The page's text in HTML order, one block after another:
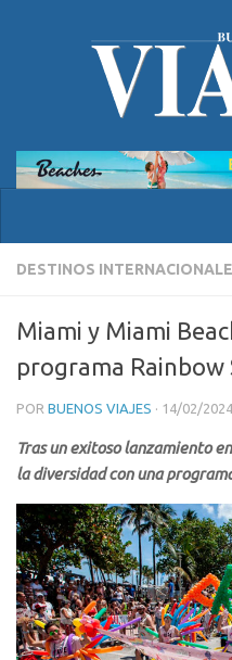
DESTINOS
Miami y Miami
programa Rainbow
POR BUENOS VIAJES · 14/02/2024
Tras un exitoso lanzamiento
la diversidad con una